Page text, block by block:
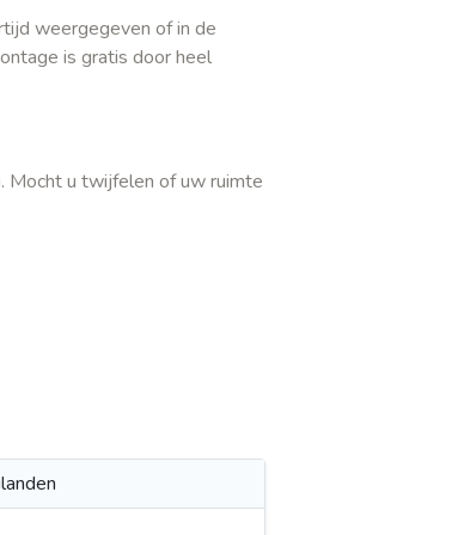
weergegeven of in de
is gratis door heel
Mocht u twijfelen of uw ruimte